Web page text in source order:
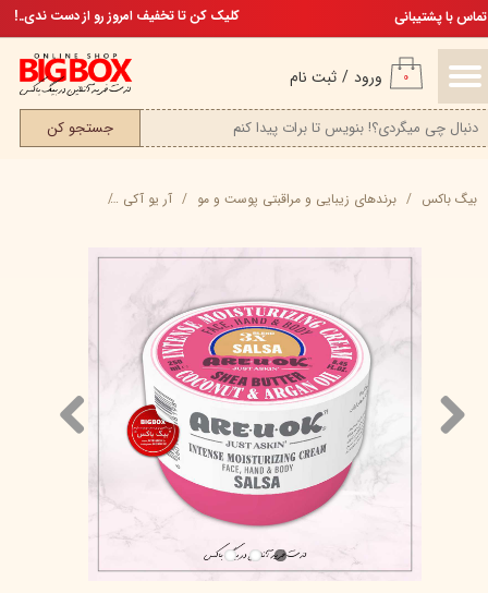
ورود / ثبت نام
حساب کاربری من
تغییر گذر واژه
سفارشات
خروج از حساب کاربری
۰
جستجو کن
تخفیف ویژه، برای مامان خوشگلمکلیک کن تا تخفیف امروز رو از دست ندی..! تماس با پشتیبانی
بیگ باکس برند‌های زیبایی و مراقبتی پوست و مو آر یو آکی